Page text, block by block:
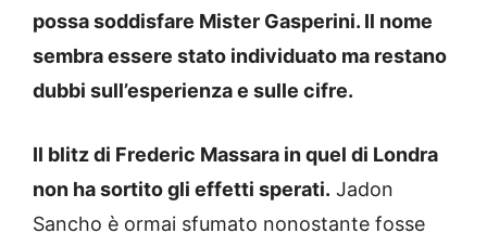
possa soddisfare Mister Gasperini. Il nome
sembra essere stato individuato ma restano
dubbi sull’esperienza e sulle cifre.
Il blitz di Frederic Massara in quel di Londra
non ha sortito gli effetti sperati. Jadon
Sancho è ormai sfumato nonostante fosse